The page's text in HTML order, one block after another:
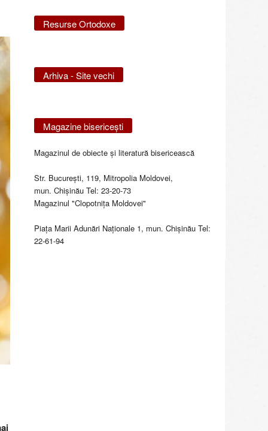
Resurse Ortodoxe
Arhiva - Site vechi
Magazine bisericeşti
Magazinul de obiecte şi literatură bisericească
Str. Bucureşti, 119, Mitropolia Moldovei,
mun. Chişinău Tel: 23-20-73
Magazinul "Clopotniţa Moldovei"
Piaţa Marii Adunări Naţionale 1, mun. Chişinău Tel:
22-61-94